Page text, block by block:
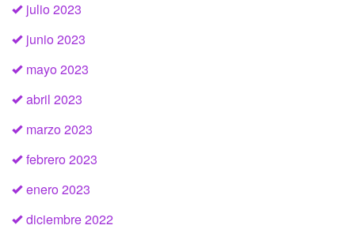
julio 2023
junio 2023
mayo 2023
abril 2023
marzo 2023
febrero 2023
enero 2023
diciembre 2022